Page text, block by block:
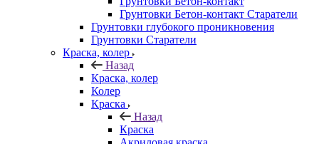
Грунтовки Бетон-контакт Старатели
Грунтовки глубокого проникновения
Грунтовки Старатели
Краска, колер
Назад
Краска, колер
Колер
Краска
Назад
Краска